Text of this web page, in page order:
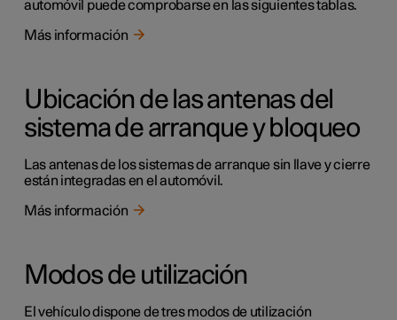
automóvil puede comprobarse en las siguientes tablas.
Más información
Ubicación de las antenas del
sistema de arranque y bloqueo
Las antenas de los sistemas de arranque sin llave y cierre
están integradas en el automóvil.
Más información
Modos de utilización
El vehículo dispone de tres modos de utilización